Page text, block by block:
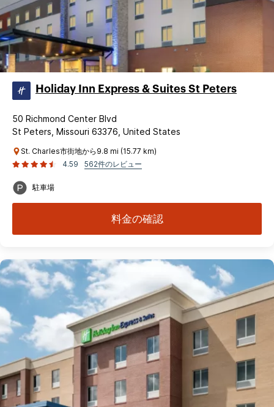
Holiday Inn Express & Suites St Peters
50 Richmond Center Blvd
St Peters, Missouri 63376, United States
St. Charles市街地から9.8 mi (15.77 km)
4.59
562件のレビュー
駐車場
料金の確認